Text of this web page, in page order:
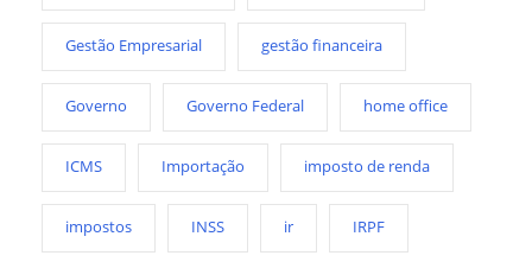
Gestão Empresarial gestão financeira
Governo Governo Federal home office
ICMS Importação imposto de renda
impostos INSS ir IRPF